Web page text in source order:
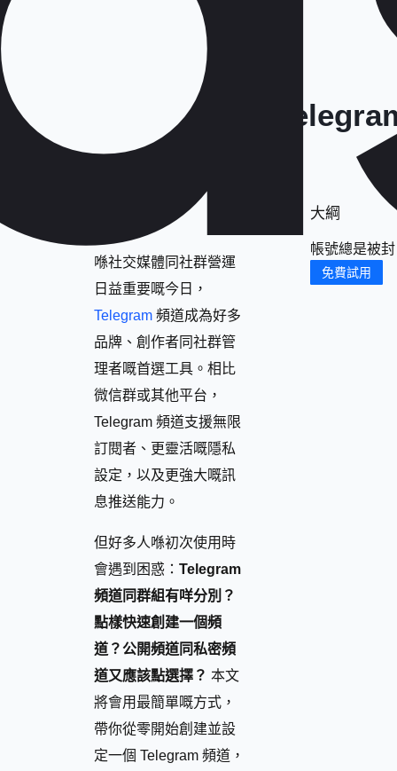
喺社交媒體同社群營運
日益重要嘅今日，
Telegram頻道成為好多
品牌、創作者同社群管
理者嘅首選工具。相比
微信群或其他平台，
Telegram 頻道支援無限
訂閱者、更靈活嘅隱私
設定，以及更強大嘅訊
息推送能力。
但好多人喺初次使用時
會遇到困惑： Telegram
頻道同群組有咩分別？
點樣快速創建一個頻
道？公開頻道同私密頻
道又應該點選擇？ 本文
將會用最簡單嘅方式，
帶你從零開始創建並設
定一個 Telegram 頻道，
大綱
帳號總是被
免費試用